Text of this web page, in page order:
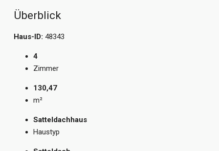
Überblick
Haus-ID: 48343
4
Zimmer
130,47
m²
Satteldachhaus
Haustyp